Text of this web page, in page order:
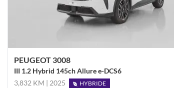
PEUGEOT 3008
III 1.2 Hybrid 145ch Allure e-DCS6
3,832 KM | 2025
HYBRIDE